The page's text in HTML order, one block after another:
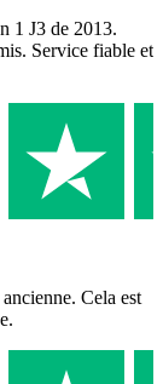
1 J3 de 2013.
Service fiable et
Cela est